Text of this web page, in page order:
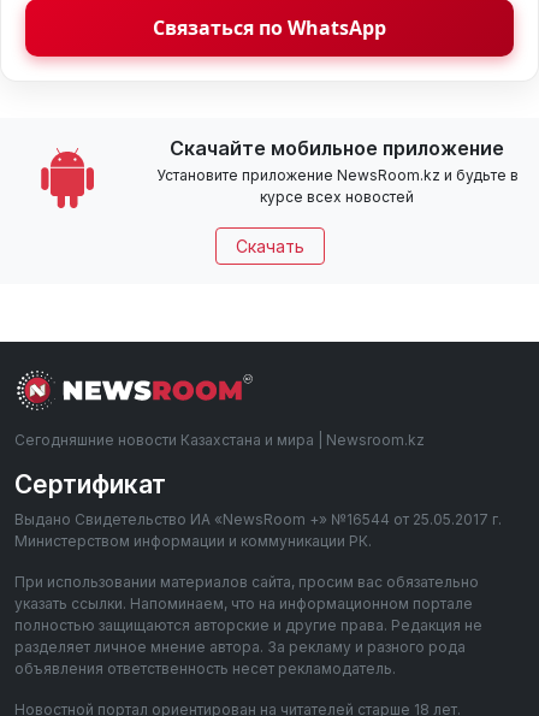
Связаться по WhatsApp
Скачайте мобильное приложение
Установите приложение NewsRoom.kz и будьте в
курсе всех новостей
Скачать
Сегодняшние новости Казахстана и мира | Newsroom.kz
Сертификат
Выдано Свидетельство ИА «NewsRoom +» №16544 от 25.05.2017 г.
Министерством информации и коммуникации РК.
При использовании материалов сайта, просим вас обязательно
указать ссылки. Напоминаем, что на информационном портале
полностью защищаются авторские и другие права. Редакция не
разделяет личное мнение автора. За рекламу и разного рода
объявления ответственность несет рекламодатель.
Новостной портал ориентирован на читателей старше 18 лет.